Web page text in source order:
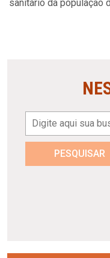
sanitário da população
PESQUISAR